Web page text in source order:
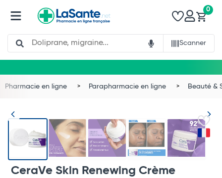
Search
Scanner
0
Pharmacie en ligne Parapharmacie en ligne Beauté &
CeraVe Skin Renewing Crème